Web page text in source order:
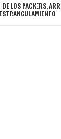
LOS PACKERS,